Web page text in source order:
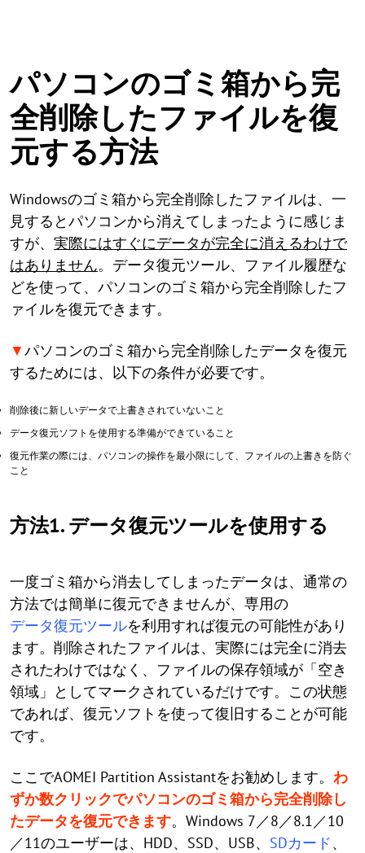
パソコンのゴミ箱から完
全削除したファイルを復
元する方法
Windowsのゴミ箱から完全削除したファイルは、一
見するとパソコンから消えてしまったように感じま
すが、 実際にはすぐにデータが完全に消えるわけで
はありません。データ復元ツール、ファイル履歴な
どを使って、パソコンのゴミ箱から完全削除したフ
ァイルを復元できます。
▼パソコンのゴミ箱から完全削除したデータを復元
するためには、以下の条件が必要です。
削除後に新しいデータで上書きされていないこと
データ復元ソフトを使用する準備ができていること
復元作業の際には、パソコンの操作を最小限にして、ファイルの上書きを防ぐ
こと
方法1. データ復元ツールを使用する
一度ゴミ箱から消去してしまったデータは、通常の
方法では簡単に復元できませんが、専用の
データ復元ツールを利用すれば復元の可能性があり
ます。削除されたファイルは、実際には完全に消去
されたわけではなく、ファイルの保存領域が「空き
領域」としてマークされているだけです。この状態
であれば、復元ソフトを使って復旧することが可能
です。
ここでAOMEI Partition Assistantをお勧めします。 わ
ずか数クリックでパソコンのゴミ箱から完全削除し
たデータを復元できます。Windows 7／8／8.1／10
／11のユーザーは、HDD、SSD、USB、 SDカード、